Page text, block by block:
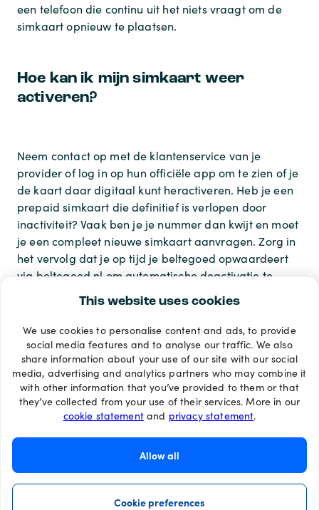
This website uses cookies
We use cookies to personalise content and ads, to provide
social media features and to analyse our traffic. We also
share information about your use of our site with our social
media, advertising and analytics partners who may combine it
with other information that you’ve provided to them or that
they’ve collected from your use of their services. More in our
cookie statementand privacy statement.
Allow all
Cookie preferences
een telefoon die continu uit het niets vraagt om de
simkaart opnieuw te plaatsen.
Hoe kan ik mijn simkaart weer
activeren?
Neem contact op met de klantenservice van je
provider of log in op hun officiële app om te zien of je
de kaart daar digitaal kunt heractiveren. Heb je een
prepaid simkaart die definitief is verlopen door
inactiviteit? Vaak ben je je nummer dan kwijt en moet
je een compleet nieuwe simkaart aanvragen. Zorg in
het vervolg dat je op tijd je beltegoed opwaardeert
via beltegoed.nl om automatische deactivatie te
Betaalmethoden